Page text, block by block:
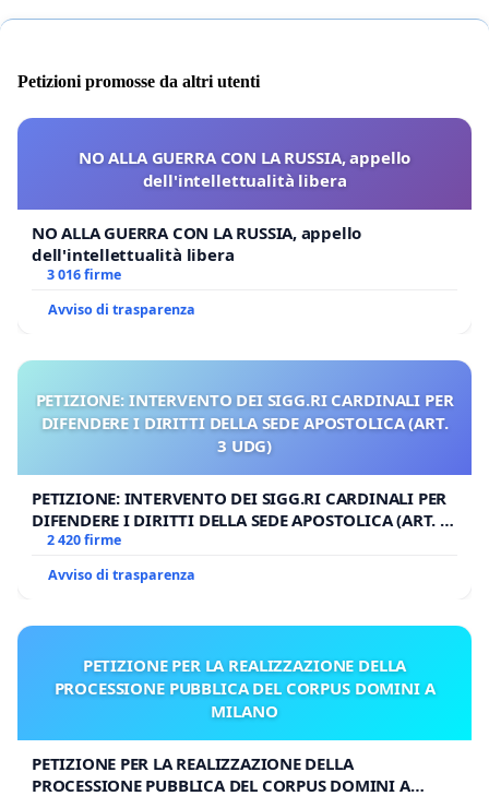
Petizioni promosse da altri utenti
NO ALLA GUERRA CON LA RUSSIA, appello
dell'intellettualità libera
NO ALLA GUERRA CON LA RUSSIA, appello
dell'intellettualità libera
3 016 firme
Avviso di trasparenza
PETIZIONE: INTERVENTO DEI SIGG.RI CARDINALI PER
DIFENDERE I DIRITTI DELLA SEDE APOSTOLICA (ART.
3 UDG)
PETIZIONE: INTERVENTO DEI SIGG.RI CARDINALI PER
DIFENDERE I DIRITTI DELLA SEDE APOSTOLICA (ART. 3
UDG)
2 420 firme
Avviso di trasparenza
PETIZIONE PER LA REALIZZAZIONE DELLA
PROCESSIONE PUBBLICA DEL CORPUS DOMINI A
MILANO
PETIZIONE PER LA REALIZZAZIONE DELLA
PROCESSIONE PUBBLICA DEL CORPUS DOMINI A